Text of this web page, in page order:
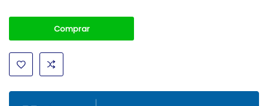
Comprar